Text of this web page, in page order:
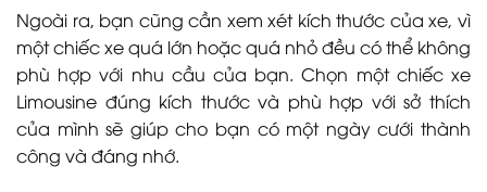
Ngoài ra, bạn cũng cần xem xét kích thước của xe, vì
một chiếc xe quá lớn hoặc quá nhỏ đều có thể không
phù hợp với nhu cầu của bạn. Chọn một chiếc xe
Limousine đúng kích thước và phù hợp với sở thích
của mình sẽ giúp cho bạn có một ngày cưới thành
công và đáng nhớ.